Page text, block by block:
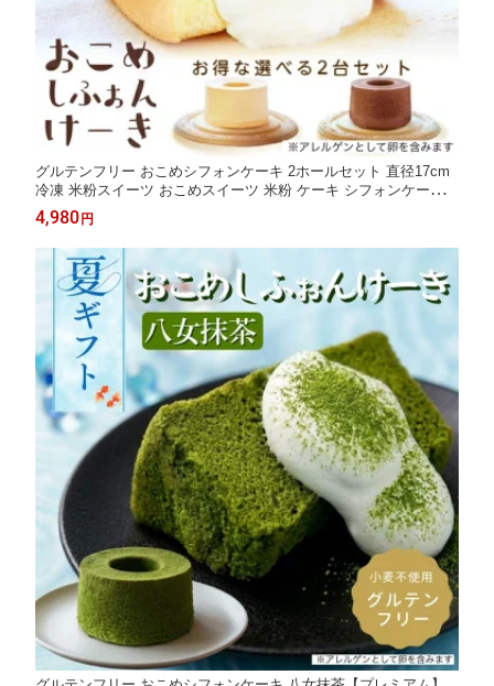
グルテンフリー おこめシフォンケーキ 2ホールセット 直径17cm
冷凍 米粉スイーツ おこめスイーツ 米粉 ケーキ シフォンケーキ
ご褒美 ご褒美スイーツ 季節の贈り物 クリスマスプレゼント バレ
ンタイン ホワイトデー 誕生日 誕生日プレゼント ギフト
4,980 円